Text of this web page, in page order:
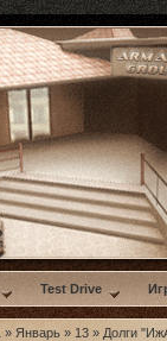
Test Drive
» Январь » 13 » Долги